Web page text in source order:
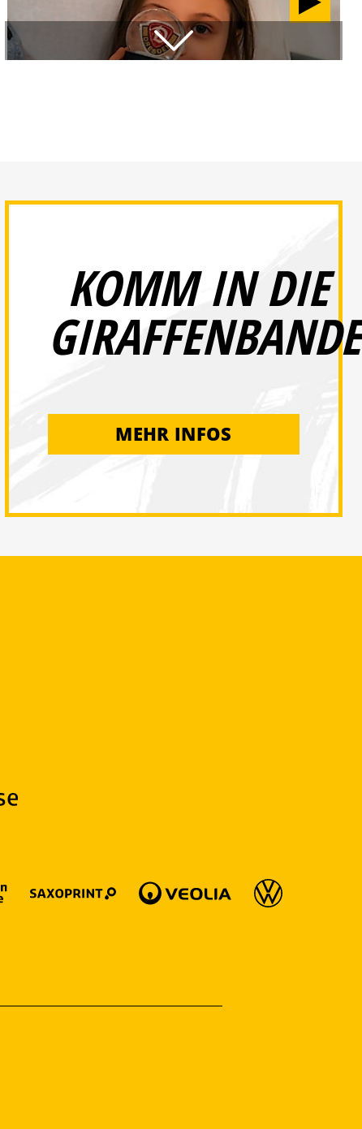
Schwarz-Gelbe Wichtelbesuche 2025
Dynamo-Nikolaus befüllt Kinderstiefel
KOMM IN DIE
GIRAFFENBANDE
MEHR INFOS